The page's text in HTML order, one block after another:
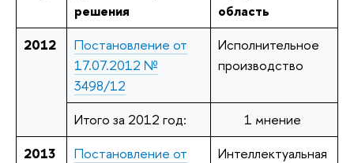
решения
область
2012
Постановление от
17.07.2012 №
3498/12
Исполнительное
производство
Итого за 2012 год:
1 мнение
2013
Постановление от
Интеллектуальная